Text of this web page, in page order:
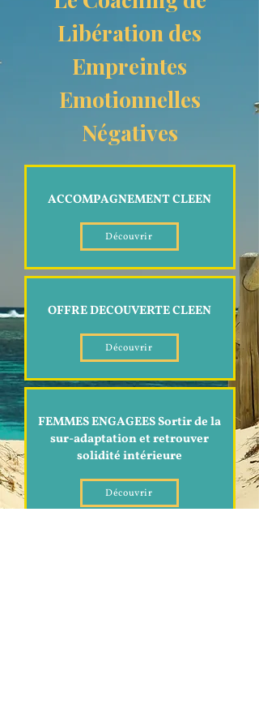
Libération des
Empreintes
Emotionnelles
Négatives
ACCOMPAGNEMENT CLEEN
Découvrir
OFFRE DECOUVERTE CLEEN
Découvrir
FEMMES ENGAGEES Sortir de la
sur-adaptation et retrouver
solidité intérieure
Découvrir